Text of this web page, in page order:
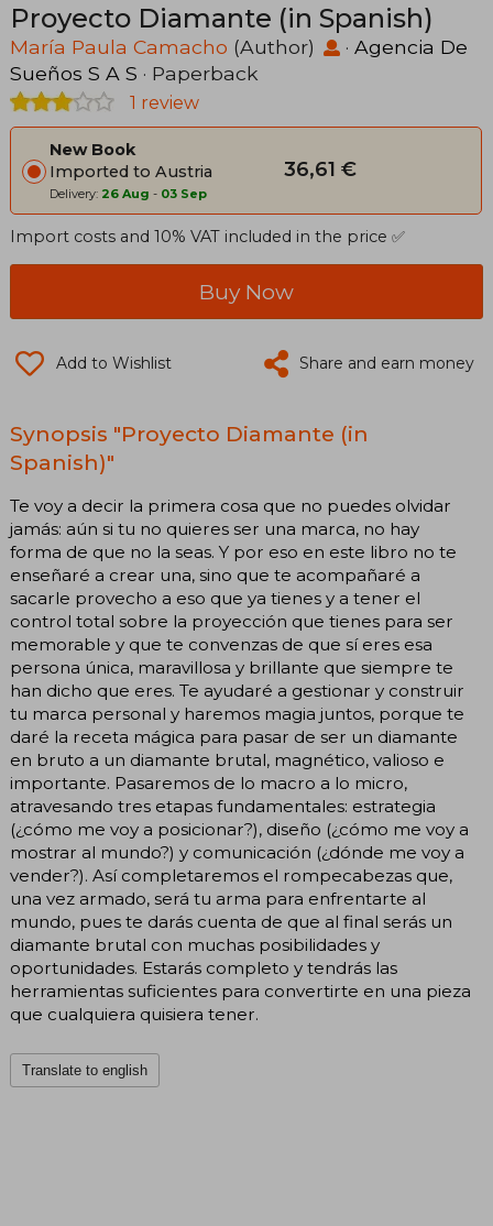
Proyecto Diamante (in Spanish)
María Paula Camacho (Author) · Agencia De
Sueños S A S · Paperback
1 review
New Book
Imported to Austria
Delivery: 26 Aug - 03 Sep
36,61 €
Import costs and 10% VAT included in the price ✅
Buy Now
Add to Wishlist Share and earn money
Synopsis "Proyecto Diamante (in
Spanish)"
Te voy a decir la primera cosa que no puedes olvidar
jamás: aún si tu no quieres ser una marca, no hay
forma de que no la seas. Y por eso en este libro no te
enseñaré a crear una, sino que te acompañaré a
sacarle provecho a eso que ya tienes y a tener el
control total sobre la proyección que tienes para ser
memorable y que te convenzas de que sí eres esa
persona única, maravillosa y brillante que siempre te
han dicho que eres. Te ayudaré a gestionar y construir
tu marca personal y haremos magia juntos, porque te
daré la receta mágica para pasar de ser un diamante
en bruto a un diamante brutal, magnético, valioso e
importante. Pasaremos de lo macro a lo micro,
atravesando tres etapas fundamentales: estrategia
(¿cómo me voy a posicionar?), diseño (¿cómo me voy a
mostrar al mundo?) y comunicación (¿dónde me voy a
vender?). Así completaremos el rompecabezas que,
una vez armado, será tu arma para enfrentarte al
mundo, pues te darás cuenta de que al final serás un
diamante brutal con muchas posibilidades y
oportunidades. Estarás completo y tendrás las
herramientas suficientes para convertirte en una pieza
que cualquiera quisiera tener.
Translate to english